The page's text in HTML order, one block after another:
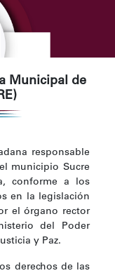
Municipal de
responsable
municipio Sucre
conforme a los
en la legislación
el órgano rector
del Poder
y Paz.
derechos de las